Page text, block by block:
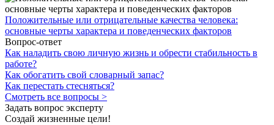
Положительные или отрицательные качества человека:
основные черты характера и поведенческих факторов
Вопрос-ответ
Как наладить свою личную жизнь и обрести стабильность в
работе?
Как обогатить свой словарный запас?
Как перестать стесняться?
Смотреть все вопросы >
Задать вопрос эксперту
Создай жизненные цели!